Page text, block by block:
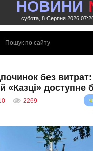
НОВИНИ
субота, 8 Серпня 2026
без
«Казці» доступне
2269